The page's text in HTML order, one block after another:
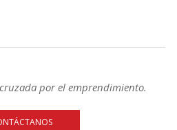
por el emprendimiento.